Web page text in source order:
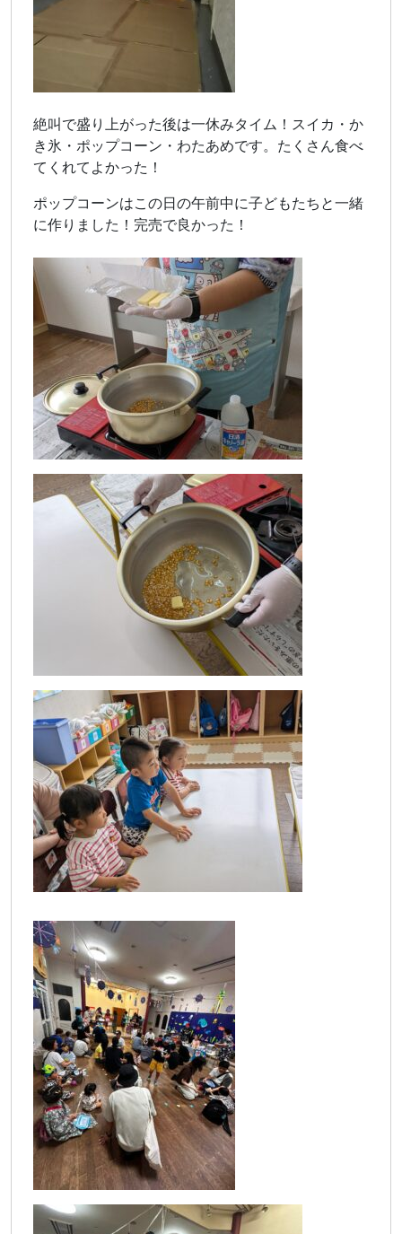
絶叫で盛り上がった後は一休みタイム！スイカ・か
き氷・ポップコーン・わたあめです。たくさん食べ
てくれてよかった！
ポップコーンはこの日の午前中に子どもたちと一緒
に作りました！完売で良かった！